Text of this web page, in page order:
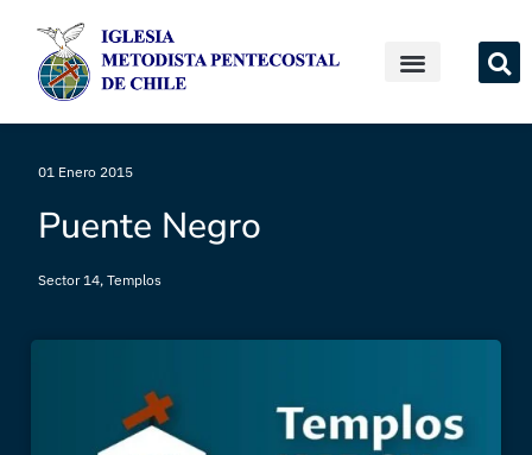
01 Enero 2015
Puente Negro
Sector 14, Templos